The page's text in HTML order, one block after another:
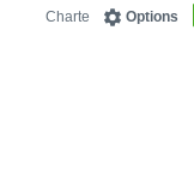
Options
Charte